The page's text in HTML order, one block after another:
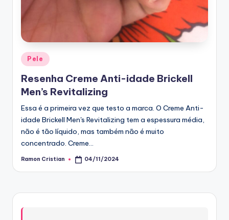
Posted
in
Pele
Resenha Creme Anti-idade Brickell
Men’s Revitalizing
Essa é a primeira vez que testo a marca. O Creme Anti-
idade Brickell Men's Revitalizing tem a espessura média,
não é tão líquido, mas também não é muito
concentrado. Creme…
Posted
Ramon Cristian 04/11/2024